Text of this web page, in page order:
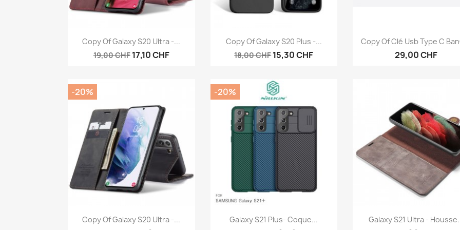
Anteprima
Copy Of Galaxy S20 Ultra -...
19,00 CHF 17,10 CHF
Anteprima
Copy Of Galaxy S20 Plus -...
18,00 CHF15,30 CHF
Anteprima
Copy Of Clé Usb Type C
29,00 CHF
Anteprima
Copy Of Galaxy S20 Ultra -...
-20%
Anteprima
Galaxy S21 Plus- Coque...
-20%
Anteprima
Galaxy S21 Ultra -